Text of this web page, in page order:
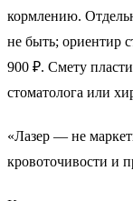
кормлению.
не быть; ориентир
900 ₽. Смету
стоматолога или
«Лазер — не
кровоточивости и